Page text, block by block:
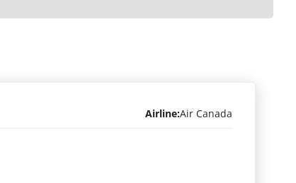
Airline:Air Canada